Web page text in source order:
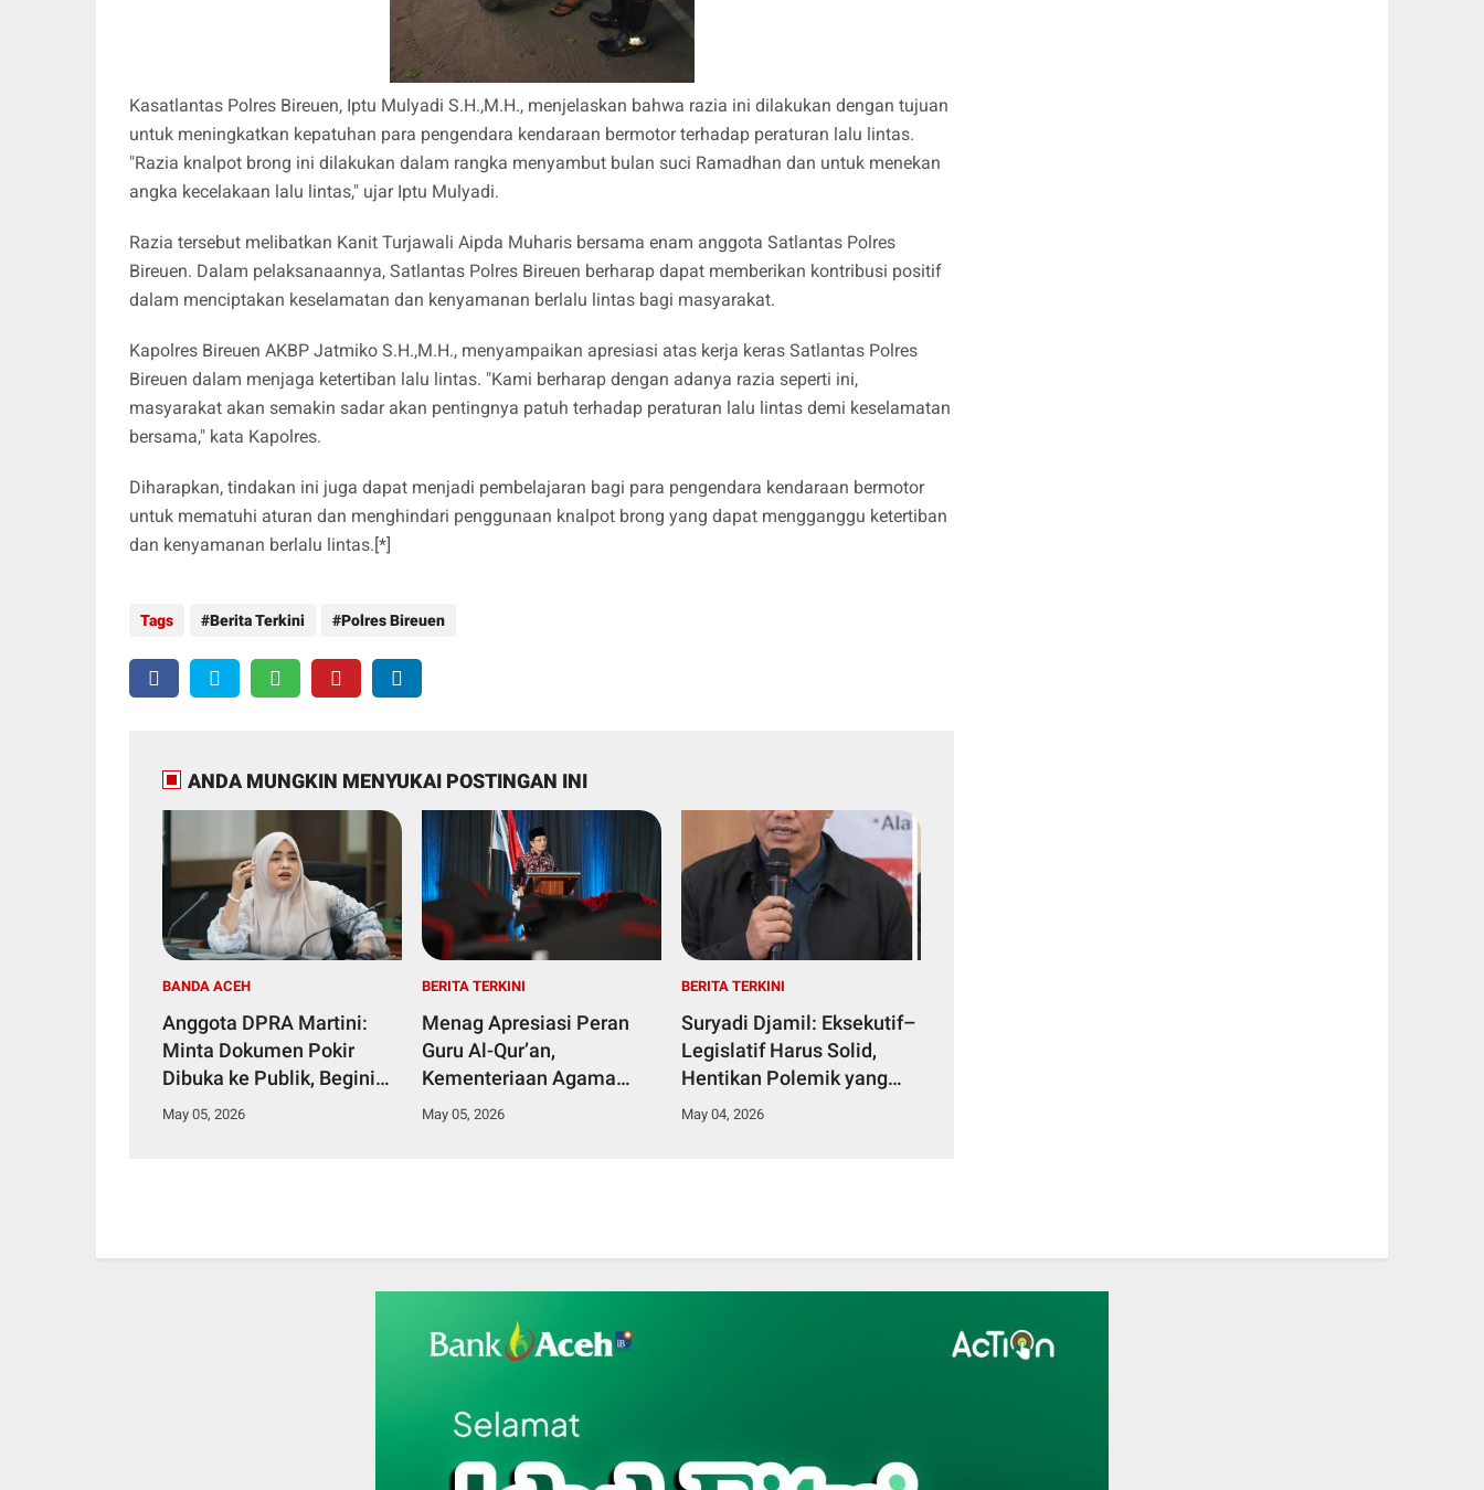
Kasatlantas Polres Bireuen, Iptu Mulyadi S.H.,M.H., menjelaskan bahwa razia ini dilakukan dengan tujuan
untuk meningkatkan kepatuhan para pengendara kendaraan bermotor terhadap peraturan lalu lintas.
"Razia knalpot brong ini dilakukan dalam rangka menyambut bulan suci Ramadhan dan untuk menekan
angka kecelakaan lalu lintas," ujar Iptu Mulyadi.
Razia tersebut melibatkan Kanit Turjawali Aipda Muharis bersama enam anggota Satlantas Polres
Bireuen. Dalam pelaksanaannya, Satlantas Polres Bireuen berharap dapat memberikan kontribusi positif
dalam menciptakan keselamatan dan kenyamanan berlalu lintas bagi masyarakat.
Kapolres Bireuen AKBP Jatmiko S.H.,M.H., menyampaikan apresiasi atas kerja keras Satlantas Polres
Bireuen dalam menjaga ketertiban lalu lintas. "Kami berharap dengan adanya razia seperti ini,
masyarakat akan semakin sadar akan pentingnya patuh terhadap peraturan lalu lintas demi keselamatan
bersama," kata Kapolres.
Diharapkan, tindakan ini juga dapat menjadi pembelajaran bagi para pengendara kendaraan bermotor
untuk mematuhi aturan dan menghindari penggunaan knalpot brong yang dapat mengganggu ketertiban
dan kenyamanan berlalu lintas.[*]
Tags Berita Terkini Polres Bireuen
ANDA MUNGKIN MENYUKAI POSTINGAN INI
BANDA ACEH
Anggota DPRA Martini:
Minta Dokumen Pokir
Dibuka ke Publik, Begini
Respon Ketua DPRA Soal
May 05, 2026
BERITA TERKINI
Menag Apresiasi Peran
Guru Al-Qur’an,
Kementeriaan Agama
Siapkan Beasiswa PJJ
May 05, 2026
BERITA TERKINI
Suryadi Djamil: Eksekutif–
Legislatif Harus Solid,
Hentikan Polemik yang
Merusak Citra Aceh
May 04, 2026